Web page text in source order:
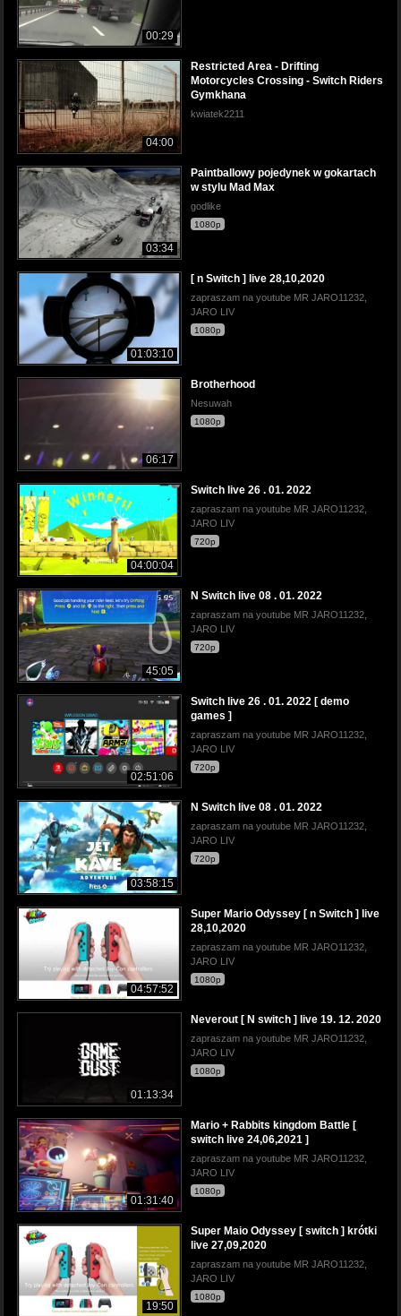
00:29
04:00
Restricted Area - Drifting
Motorcycles Crossing - Switch Riders
Gymkhana
kwiatek2211
03:34
Paintballowy pojedynek w gokartach
w stylu Mad Max
godlike
1080p
01:03:10
[ n Switch ] live 28,10,2020
zapraszam na youtube MR JARO11232,
JARO LIV
1080p
06:17
Brotherhood
Nesuwah
1080p
04:00:04
Switch live 26 . 01. 2022
zapraszam na youtube MR JARO11232,
JARO LIV
720p
45:05
N Switch live 08 . 01. 2022
zapraszam na youtube MR JARO11232,
JARO LIV
720p
02:51:06
Switch live 26 . 01. 2022 [ demo
games ]
zapraszam na youtube MR JARO11232,
JARO LIV
720p
03:58:15
N Switch live 08 . 01. 2022
zapraszam na youtube MR JARO11232,
JARO LIV
720p
04:57:52
Super Mario Odyssey [ n Switch ] live
28,10,2020
zapraszam na youtube MR JARO11232,
JARO LIV
1080p
01:13:34
Neverout [ N switch ] live 19. 12. 2020
zapraszam na youtube MR JARO11232,
JARO LIV
1080p
01:31:40
Mario + Rabbits kingdom Battle [
switch live 24,06,2021 ]
zapraszam na youtube MR JARO11232,
JARO LIV
1080p
19:50
Super Maio Odyssey [ switch ] krótki
live 27,09,2020
zapraszam na youtube MR JARO11232,
JARO LIV
1080p